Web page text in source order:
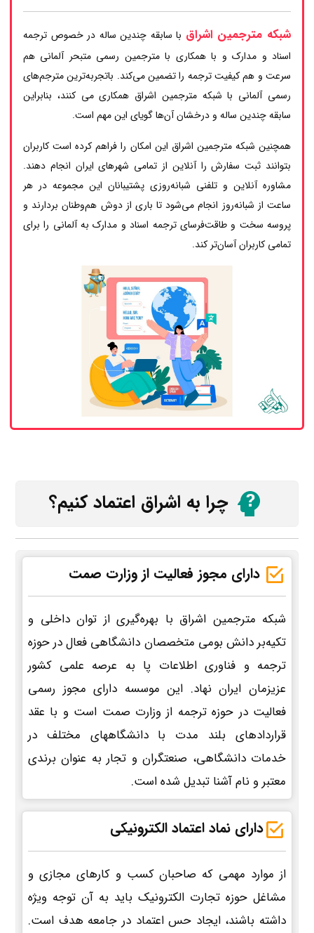
شبکه مترجمین اشراق با سابقه چندین ساله در خصوص ترجمه
اسناد و مدارک و با همکاری با مترجمین رسمی متبحر آلمانی هم
سرعت و هم کیفیت ترجمه را تضمین می‌کند. باتجربه‌ترین مترجم‌های
رسمی آلمانی با شبکه مترجمین اشراق همکاری می کنند، بنابراین
سابقه چندین ساله و درخشان آن‌ها گویای این مهم است.
همچنین شبکه مترجمین اشراق این امکان را فراهم کرده است کاربران
بتوانند ثبت سفارش را آنلاین از تمامی شهرهای ایران انجام دهند.
مشاوره آنلاین و تلفنی شبانه‌روزی پشتیبانان این مجموعه در هر
ساعت از شبانه‌روز انجام می‌شود تا باری از دوش هم‌وطنان بردارند و
پروسه سخت و طاقت‌فرسای ترجمه اسناد و مدارک به آلمانی را برای
تمامی کاربران آسان‌تر کند.
چرا به اشراق اعتماد کنیم؟
دارای مجوز فعالیت از وزارت صمت
شبکه مترجمین اشراق با بهره‌گیری از توان داخلی و
تکیه‌بر دانش بومی متخصصان دانشگاهی فعال در حوزه
ترجمه و فناوری اطلاعات پا به عرصه علمی کشور
عزیزمان ایران نهاد. این موسسه دارای مجوز رسمی
فعالیت در حوزه ترجمه از وزارت صمت است و با عقد
قراردادهای بلند مدت با دانشگاههای مختلف در
خدمات دانشگاهی، صنعتگران و تجار به عنوان برندی
معتبر و نام آشنا تبدیل شده است.
دارای نماد اعتماد الکترونیکی
از موارد مهمی که صاحبان کسب و کارهای مجازی و
مشاغل حوزه تجارت الکترونیک باید به آن توجه ویژه
داشته باشند، ایجاد حس اعتماد در جامعه هدف است.